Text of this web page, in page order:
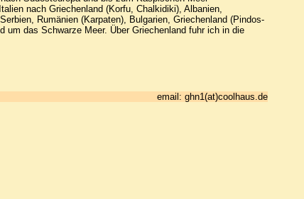
nach Griechenland (Korfu, Chalkidiki), Albanien,
Rumänien (Karpaten), Bulgarien, Griechenland (Pindos-
um das Schwarze Meer. Über Griechenland fuhr ich in die
email: ghn1(at)coolhaus.de